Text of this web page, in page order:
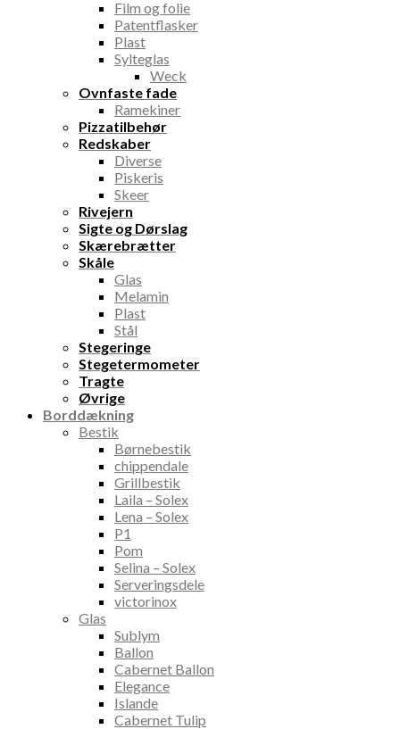
Film og folie
Patentflasker
Plast
Sylteglas
Weck
Ovnfaste fade
Ramekiner
Pizzatilbehør
Redskaber
Diverse
Piskeris
Skeer
Rivejern
Sigte og Dørslag
Skærebrætter
Skåle
Glas
Melamin
Plast
Stål
Stegeringe
Stegetermometer
Tragte
Øvrige
Borddækning
Bestik
Børnebestik
chippendale
Grillbestik
Laila – Solex
Lena – Solex
P1
Pom
Selina – Solex
Serveringsdele
victorinox
Glas
Sublym
Ballon
Cabernet Ballon
Elegance
Islande
Cabernet Tulip